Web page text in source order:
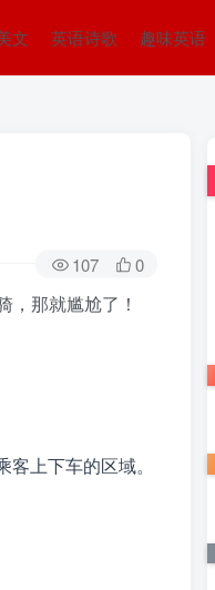
文 英语诗歌 趣味英语
107 0
那就尴尬了！
上下车的区域。